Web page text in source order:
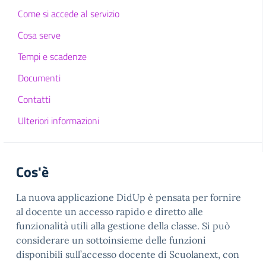
Come si accede al servizio
Cosa serve
Tempi e scadenze
Documenti
Contatti
Ulteriori informazioni
Cos'è
La nuova applicazione DidUp è pensata per fornire
al docente un accesso rapido e diretto alle
funzionalità utili alla gestione della classe. Si può
considerare un sottoinsieme delle funzioni
disponibili sull’accesso docente di Scuolanext, con